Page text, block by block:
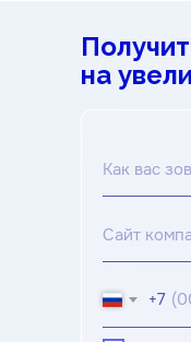
на
+7